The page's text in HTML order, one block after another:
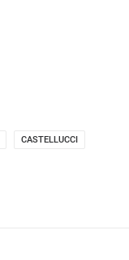
CASTELLUCCI